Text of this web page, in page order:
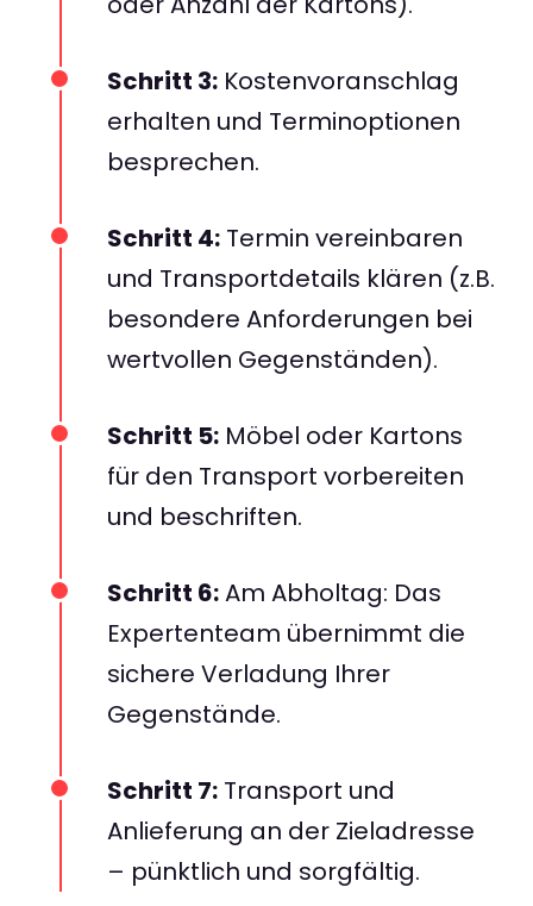
Schritt 3: Kostenvoranschlag
erhalten und Terminoptionen
besprechen.
Schritt 4: Termin vereinbaren
und Transportdetails klären (z.B.
besondere Anforderungen bei
wertvollen Gegenständen).
Schritt 5: Möbel oder Kartons
für den Transport vorbereiten
und beschriften.
Schritt 6:Am Abholtag: Das
Expertenteam übernimmt die
sichere Verladung Ihrer
Gegenstände.
Schritt 7: Transport und
Anlieferung an der Zieladresse
– pünktlich und sorgfältig.